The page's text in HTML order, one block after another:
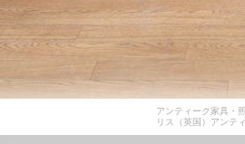
アンティーク家具・
リス（英国）アンテ